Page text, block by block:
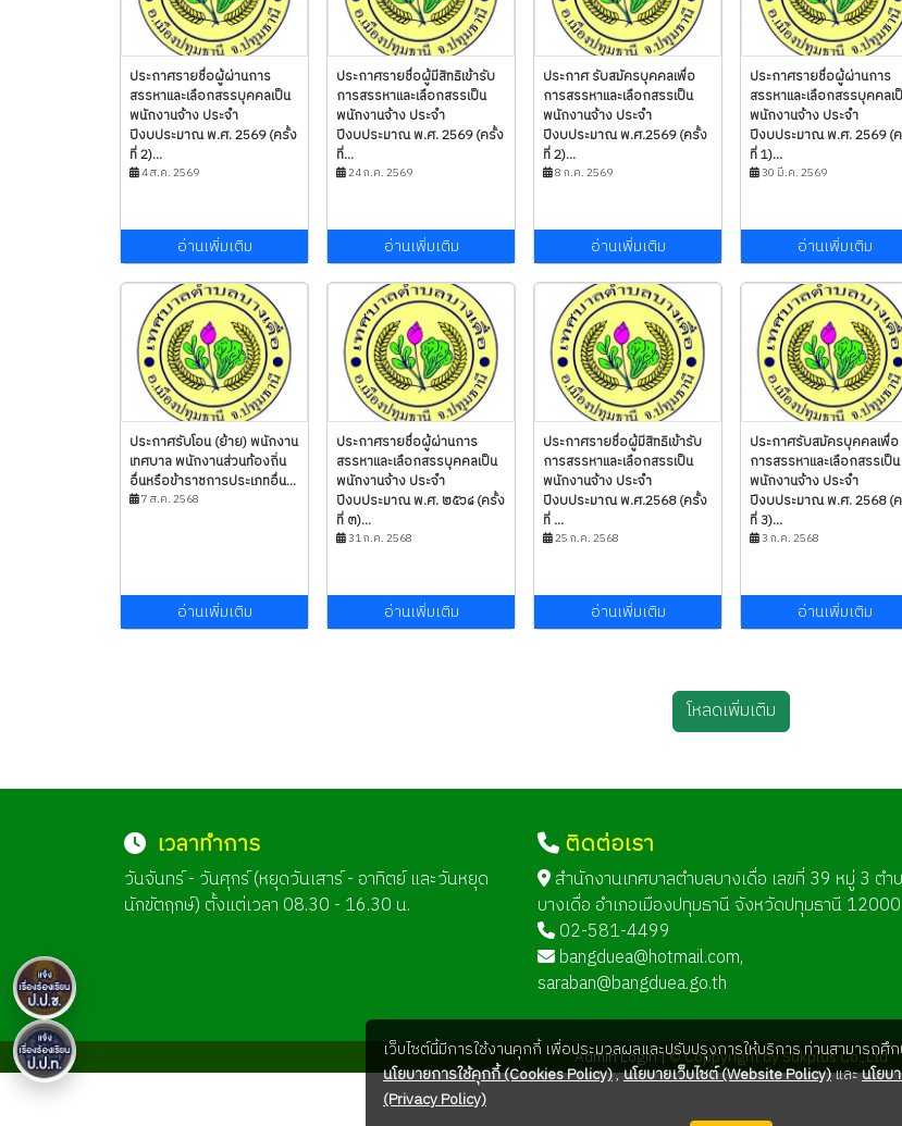
ประกาศรายชื่อผู้ผ่านการ
สรรหาและเลือกสรรบุคคลเป็น
พนักงานจ้าง ประจำ
ปีงบประมาณ พ.ศ. 2569 (ครั้ง
ที่ 2)...
4 ส.ค. 2569
อ่านเพิ่มเติม
ประกาศรายชื่อผู้มีสิทธิเข้ารับ
การสรรหาและเลือกสรรเป็น
พนักงานจ้าง ประจำ
ปีงบประมาณ พ.ศ. 2569 (ครั้ง
ที่...
24 ก.ค. 2569
อ่านเพิ่มเติม
ประกาศ รับสมัครบุคคลเพื่อ
การสรรหาและเลือกสรรเป็น
พนักงานจ้าง ประจำ
ปีงบประมาณ พ.ศ.2569 (ครั้ง
ที่ 2)...
8 ก.ค. 2569
อ่านเพิ่มเติม
ประกาศรายชื่อผู้ผ่านการ
สรรหาและเลือกสรรบุคคลเ
พนักงานจ้าง ประจำ
ปีงบประมาณ พ.ศ. 2569 (
ที่ 1)...
30 มี.ค. 2569
อ่านเพิ่มเติม
ประกาศรับโอน (ย้าย) พนักงาน
เทศบาล พนักงานส่วนท้องถิ่น
อื่นหรือข้าราชการประเภทอื่น...
7 ส.ค. 2568
อ่านเพิ่มเติม
ประกาศรายชื่อผู้ผ่านการ
สรรหาและเลือกสรรบุคคลเป็น
พนักงานจ้าง ประจำ
ปีงบประมาณ พ.ศ. ๒๕๖๘ (ครั้ง
ที่ ๓)...
31 ก.ค. 2568
อ่านเพิ่มเติม
ประกาศรายชื่อผู้มีสิทธิเข้ารับ
การสรรหาและเลือกสรรเป็น
พนักงานจ้าง ประจำ
ปีงบประมาณ พ.ศ.2568 (ครั้ง
ที่ ...
25 ก.ค. 2568
อ่านเพิ่มเติม
ประกาศรับสมัครบุคคลเพื่อ
การสรรหาและเลือกสรรเป็น
พนักงานจ้าง ประจำ
ปีงบประมาณ พ.ศ. 2568 (
ที่ 3)...
3 ก.ค. 2568
อ่านเพิ่มเติม
โหลดเพิ่มเติม
เวลาทำการ
วันจันทร์ - วันศุกร์ (หยุดวันเสาร์ - อาทิตย์ และวันหยุด
นักขัตฤกษ์) ตั้งแต่เวลา 08.30 - 16.30 น.
ติดต่อเรา
สำนักงานเทศบาลตำบลบางเดื่อ เลขที่ 39 หมู่ 3 ตำ
บางเดื่อ อำเภอเมืองปทุมธานี จังหวัดปทุมธานี 12000
02-581-4499
bangduea@hotmail.com,
saraban@bangduea.go.th
Admin Login |© Coppyright by Sukplus Co.,Ltd
เว็บไซต์นี้มีการใช้งานคุกกี้ เพื่อประมวลผลและปรับปรุงการให้บริการ ท่านสามารถศึ
นโยบายการใช้คุกกี้ (Cookies Policy),นโยบายเว็บไซต์ (Website Policy)และนโยบ
(Privacy Policy)